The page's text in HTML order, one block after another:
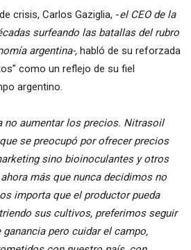
crisis, Carlos Gaziglia, -el CEO de la
surfeando las batallas del rubro
argentina-, habló de su reforzada
como un reflejo de su fiel
argentino.
no aumentar los precios. Nitrasoil
se preocupó por ofrecer precios
sino bioinoculantes y otros
más que nunca decidimos no
importa que el productor pueda
sus cultivos, preferimos seguir
pero cuidar el campo,